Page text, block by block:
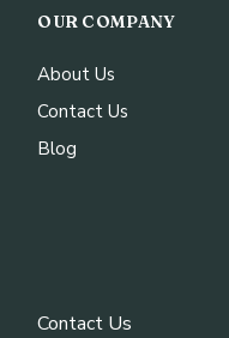
OUR COMPANY
About Us
Contact Us
Blog
Contact Us